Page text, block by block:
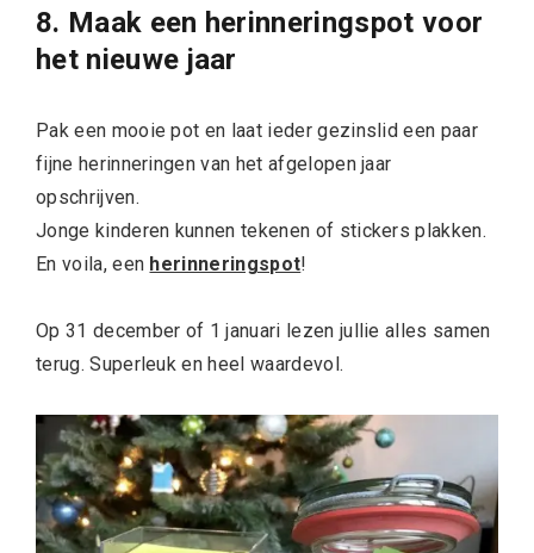
8. Maak een herinneringspot voor
het nieuwe jaar
Pak een mooie pot en laat ieder gezinslid een paar
fijne herinneringen van het afgelopen jaar
opschrijven.
Jonge kinderen kunnen tekenen of stickers plakken.
En voila, een herinneringspot!
Op 31 december of 1 januari lezen jullie alles samen
terug. Superleuk en heel waardevol.